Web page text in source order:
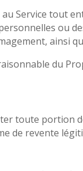
Service tout
ou
ainsi
du
toute portion
de revente